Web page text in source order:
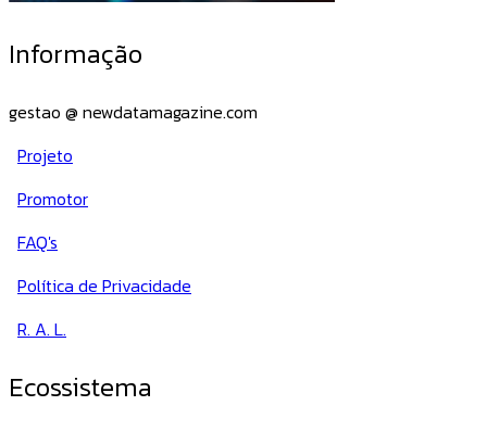
Informação
gestao @ newdatamagazine.com
Projeto
Promotor
FAQ's
Política de Privacidade
R. A. L.
Ecossistema